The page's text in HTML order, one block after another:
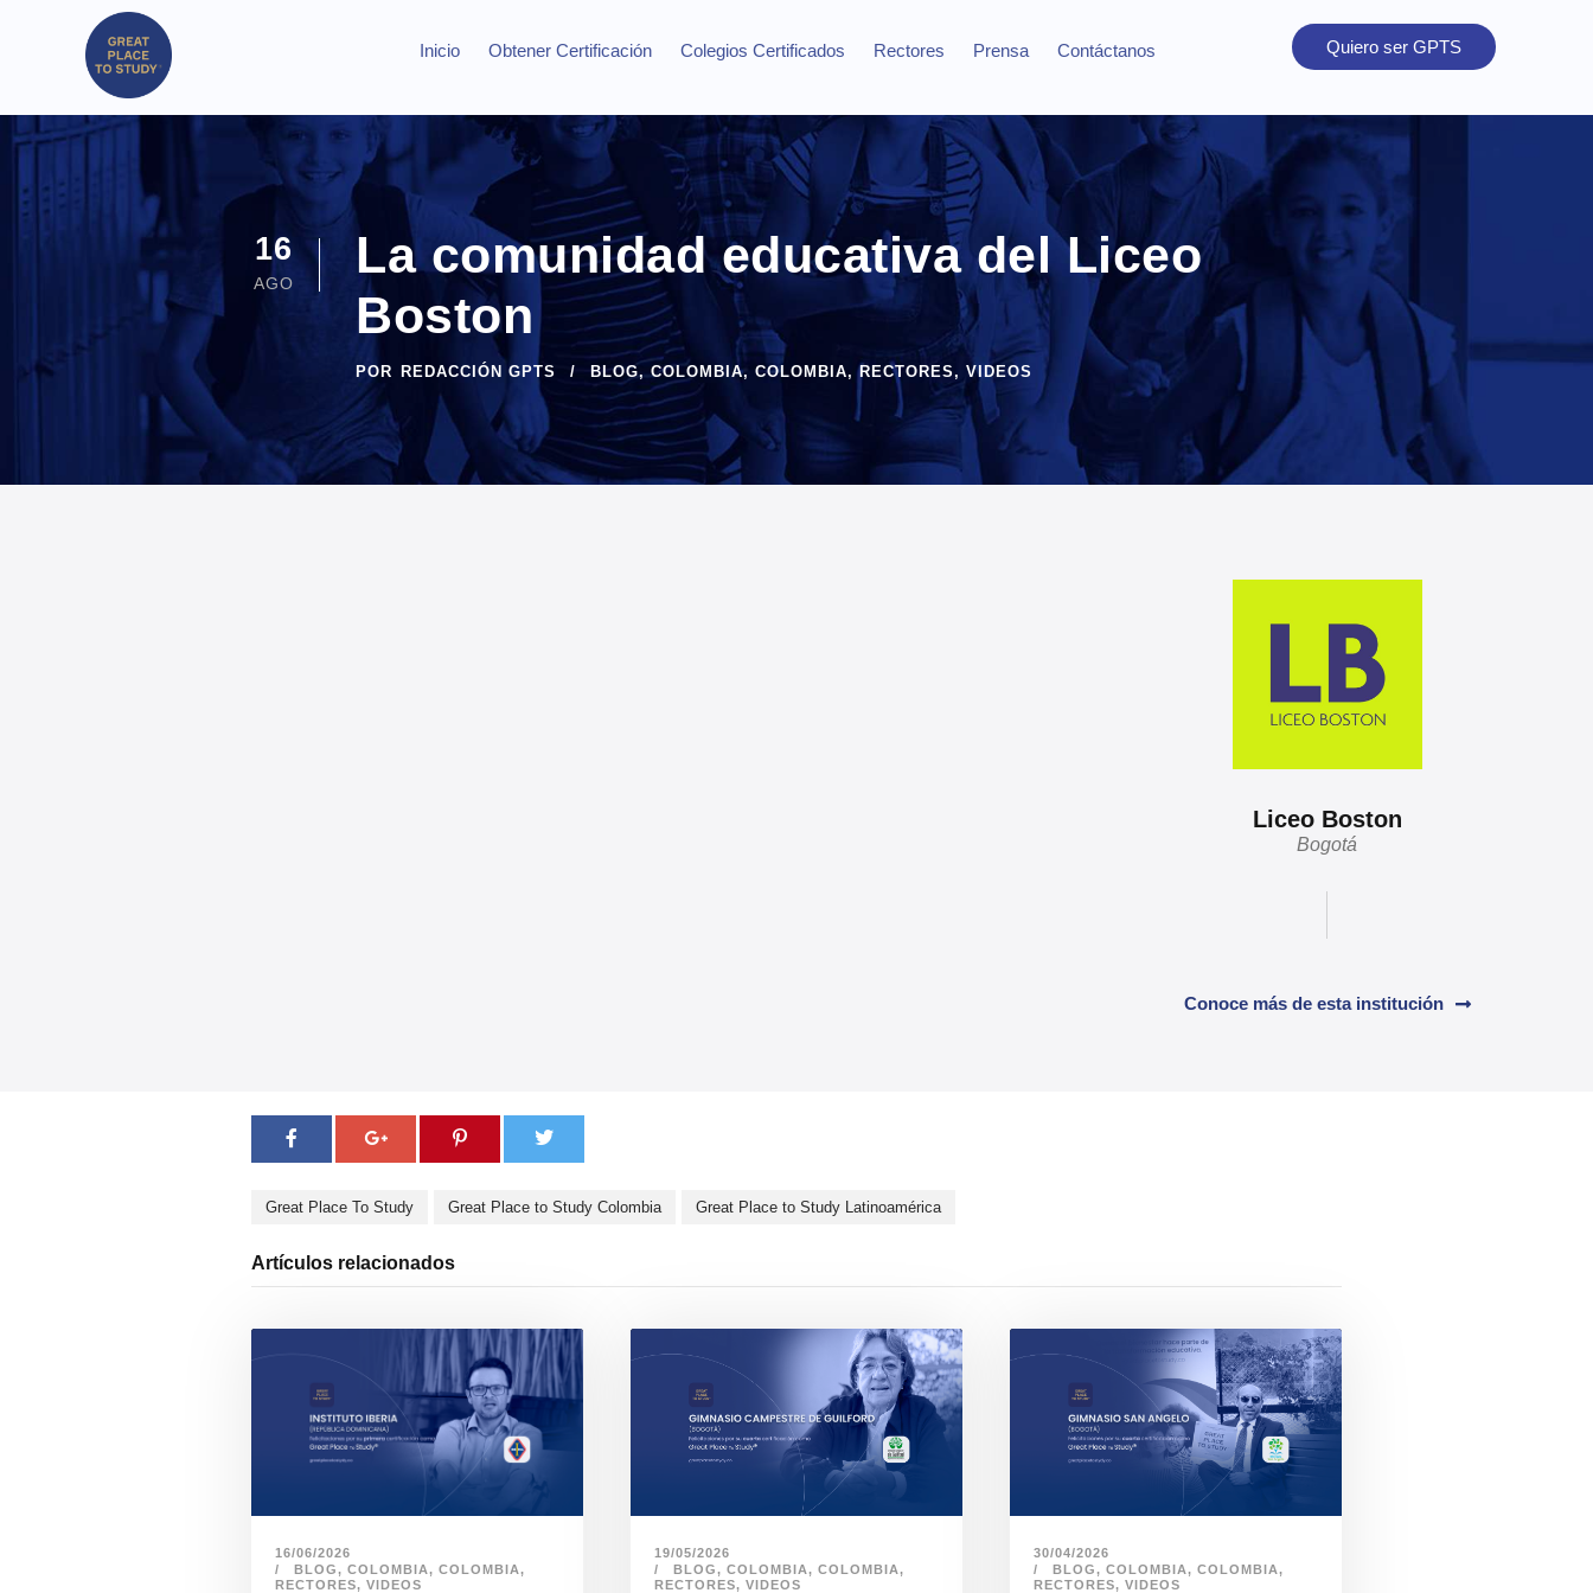
Inicio Obtener Certificación Colegios Certificados Rectores Prensa Contáctanos Quiero ser GPTS
16
AGO
La comunidad educativa del Liceo
Boston
POR REDACCIÓN GPTS BLOG, COLOMBIA, COLOMBIA, RECTORES, VIDEOS
Liceo Boston
Bogotá
Conoce más de esta institución
Great Place To Study Great Place to Study Colombia Great Place to Study Latinoamérica
Artículos relacionados
16/06/2026
BLOG, COLOMBIA, COLOMBIA,
RECTORES, VIDEOS
19/05/2026
BLOG, COLOMBIA, COLOMBIA,
RECTORES, VIDEOS
30/04/2026
BLOG, COLOMBIA, COLOMBIA,
RECTORES, VIDEOS